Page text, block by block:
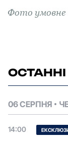
Фoтo умoвне
06 СЕРПНЯ
14:00